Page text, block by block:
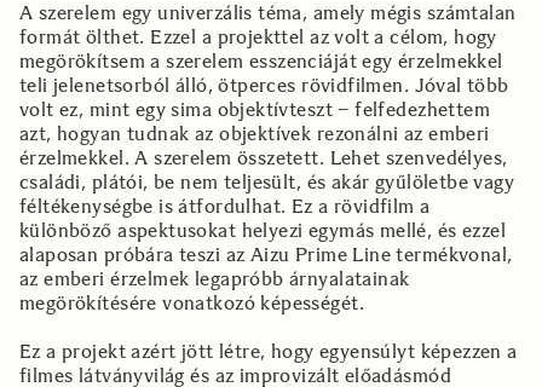
A szerelem egy univerzális téma, amely mégis számtalan
formát ölthet. Ezzel a projekttel az volt a célom, hogy
megörökítsem a szerelem esszenciáját egy érzelmekkel
teli jelenetsorból álló, ötperces rövidfilmen. Jóval több
volt ez, mint egy sima objektívteszt – felfedezhettem
azt, hogyan tudnak az objektívek rezonálni az emberi
érzelmekkel. A szerelem összetett. Lehet szenvedélyes,
családi, plátói, be nem teljesült, és akár gyűlöletbe vagy
féltékenységbe is átfordulhat. Ez a rövidfilm a
különböző aspektusokat helyezi egymás mellé, és ezzel
alaposan próbára teszi az Aizu Prime Line termékvonal,
az emberi érzelmek legapróbb árnyalatainak
megörökítésére vonatkozó képességét.
Ez a projekt azért jött létre, hogy egyensúlyt képezzen a
filmes látványvilág és az improvizált előadásmód